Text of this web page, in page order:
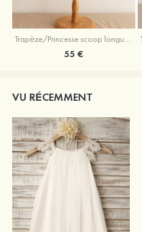
Trapèze/Princesse scoop longueur genou dentelle robe de fille de fleur avec dentelle
55 €
VU RÉCEMMENT